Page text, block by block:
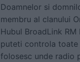
Doamnelor si
membru al clanului
Hubul BroadLink
puteti controla toate
folosesc unde radio